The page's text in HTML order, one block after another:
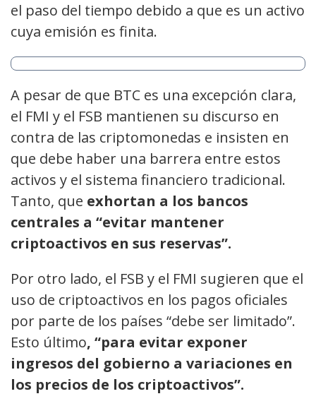
el paso del tiempo debido a que es un activo
cuya emisión es finita.
A pesar de que BTC es una excepción clara,
el FMI y el FSB mantienen su discurso en
contra de las criptomonedas e insisten en
que debe haber una barrera entre estos
activos y el sistema financiero tradicional.
Tanto, que exhortan a los bancos
centrales a “evitar mantener
criptoactivos en sus reservas”.
Por otro lado, el FSB y el FMI sugieren que el
uso de criptoactivos en los pagos oficiales
por parte de los países “debe ser limitado”.
Esto último, “para evitar exponer
ingresos del gobierno a variaciones en
los precios de los criptoactivos”.